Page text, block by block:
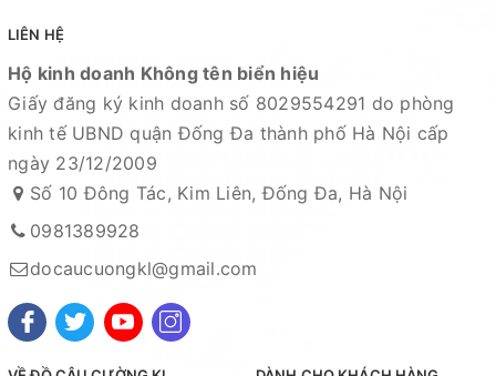
CAM KẾT CỦA CỬA HÀNG CHÚNG TÔI
Đồ câu chính hãng, đúng thông tin mô tả và sản
phẩm đặt mua của khách hàng
Ảnh sản phẩm là cửa hàng 100% tự tay chụp nên
Nếu sản phẩm bị lỗi hoặc xảy ra sự cố trong quá
trình vận chuyển, sử dụng. Chúng tôi sẽ hỗ trợ
ngay cho quý khách hàng và sẽ chịu trách nhiệm
LIÊN HỆ
Hộ kinh doanh Không tên biển hiệu
Giấy đăng ký kinh doanh số 8029554291 do phòng
kinh tế UBND quận Đống Đa thành phố Hà Nội cấp
ngày 23/12/2009
Số 10 Đông Tác, Kim Liên, Đống Đa, Hà Nội
0981389928
docaucuongkl@gmail.com